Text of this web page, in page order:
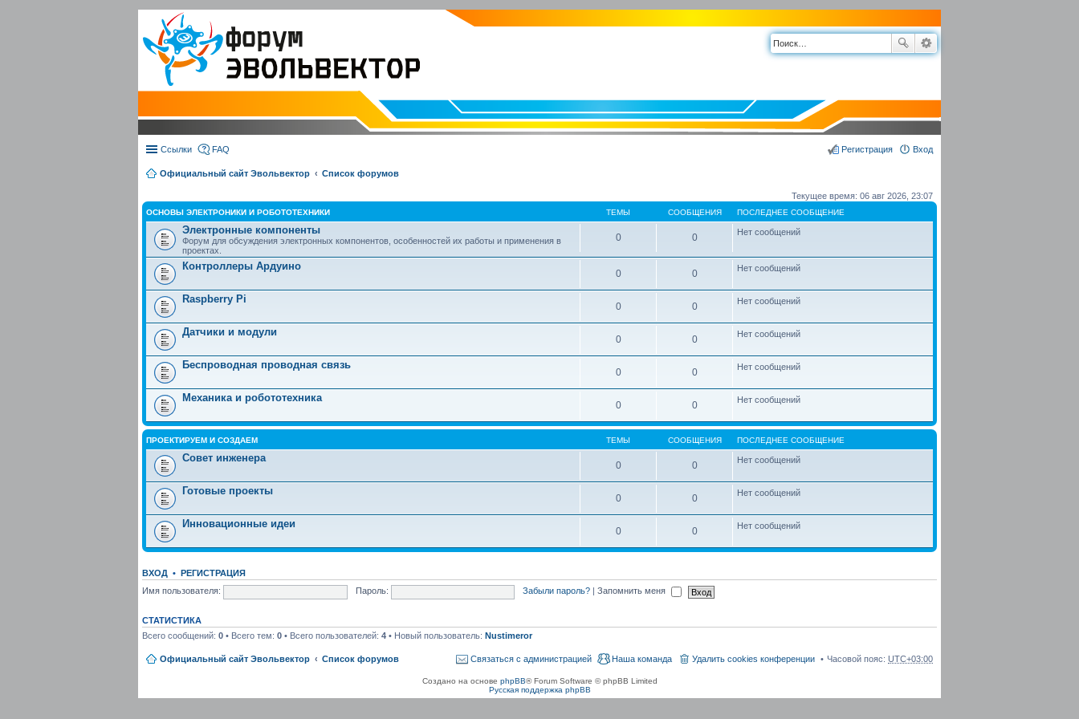
Ссылки FAQ Вход
Регистрация
Официальный сайт Эвольвектор Список форумов
Текущее время: 06 авг 2026, 23:07
ОСНОВЫ ЭЛЕКТРОНИКИ И РОБОТОТЕХНИКИ ТЕМЫ СООБЩЕНИЯ ПОСЛЕДНЕЕ СООБЩЕНИЕ
Электронные компоненты
Форум для обсуждения электронных компонентов, особенностей их работы и применения в
проектах.
0 0 Нет сообщений
Контроллеры Ардуино
0 0 Нет сообщений
Raspberry Pi
0 0 Нет сообщений
Датчики и модули
0 0 Нет сообщений
Беспроводная проводная связь
0 0 Нет сообщений
Механика и робототехника
0 0 Нет сообщений
ПРОЕКТИРУЕМ И СОЗДАЕМ ТЕМЫ СООБЩЕНИЯ ПОСЛЕДНЕЕ СООБЩЕНИЕ
Совет инженера
0 0 Нет сообщений
Готовые проекты
0 0 Нет сообщений
Инновационные идеи
0 0 Нет сообщений
ВХОД • РЕГИСТРАЦИЯ
Имя пользователя:
Пароль: Забыли пароль? Запомнить меня
СТАТИСТИКА
Всего сообщений: 0 • Всего тем: 0 • Всего пользователей: 4 • Новый пользователь: Nustimeror
Официальный сайт Эвольвектор Список форумов Часовой пояс: UTC+03:00
Удалить cookies конференции
Наша команда
Связаться с администрацией
Создано на основе phpBB® Forum Software © phpBB Limited
Русская поддержка phpBB